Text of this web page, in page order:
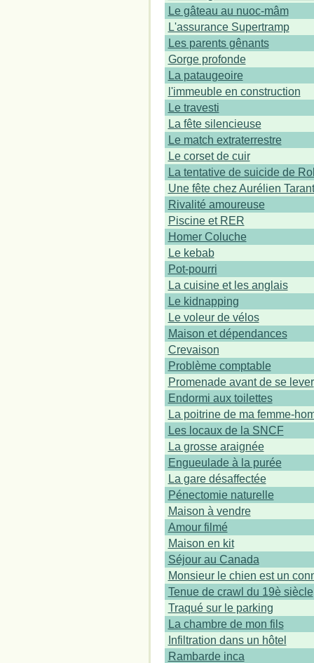
Le gâteau au nuoc-mâm
L'assurance Supertramp
Les parents gênants
Gorge profonde
La pataugeoire
l'immeuble en construction
Le travesti
La fête silencieuse
Le match extraterrestre
Le corset de cuir
La tentative de suicide de
Une fête chez Aurélien
Rivalité amoureuse
Piscine et RER
Homer Coluche
Le kebab
Pot-pourri
La cuisine et les anglais
Le kidnapping
Le voleur de vélos
Maison et dépendances
Crevaison
Problème comptable
Promenade avant de se lever
Endormi aux toilettes
La poitrine de ma femme-
Les locaux de la SNCF
La grosse araignée
Engueulade à la purée
La gare désaffectée
Pénectomie naturelle
Maison à vendre
Amour filmé
Maison en kit
Séjour au Canada
Monsieur le chien est un
Tenue de crawl du 19è siècle
Traqué sur le parking
La chambre de mon fils
Infiltration dans un hôtel
Rambarde inca